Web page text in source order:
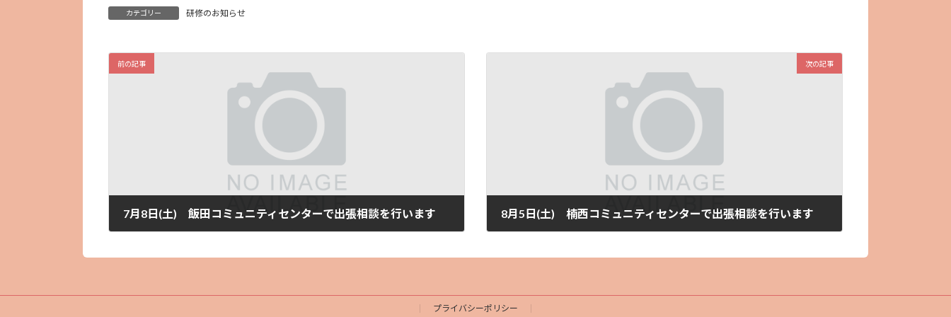
カテゴリー 研修のお知らせ
前の記事
7月8日(土) 飯田コミュニティセンターで出張相談を行います
次の記事
8月5日(土) 楠西コミュニティセンターで出張相談を行います
プライバシーポリシー